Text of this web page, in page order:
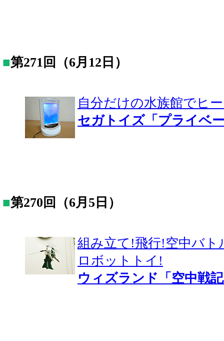
■第271回（6月12日）
自分だけの水族館でヒ
セガトイズ「プライベ
■第270回（6月5日）
組み立て!飛行!空中バト
ロボットトイ!
ウィズランド「空中戦